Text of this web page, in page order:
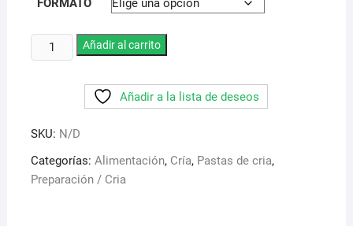
hasta
FORMATO
B20.
yema
de
huevo.
Añadir al carrito
Añadir a la lista de deseos
SKU: N/D
Categorías: Alimentación, Cría, Pastas de cria,
Preparación / Cria